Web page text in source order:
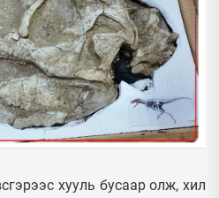
хууль бусаар олж, хил